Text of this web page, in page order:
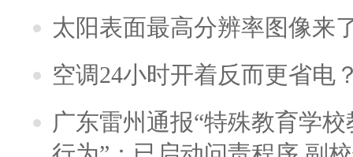
太阳表面最高分辨率图像来
空调24小时开着反而更省电
广东雷州通报“特殊教育学